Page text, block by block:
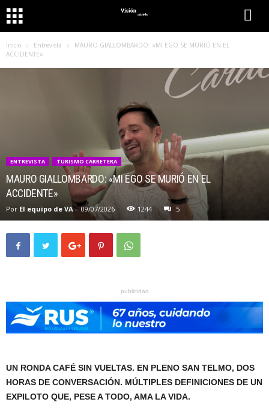
Inicio Entrevista
MAURO GIALLOMBARDO: «MI EGO SE MURIÓ EN EL
ACCIDENTE»
ENTREVISTA TURISMO CARRETERA
MAURO GIALLOMBARDO: «MI EGO SE MURIÓ EN EL
ACCIDENTE»
Por El equipo de VA- 09/07/2026 1244 5
publicidad
UN RONDA CAFÉ SIN VUELTAS. EN PLENO SAN TELMO, DOS
HORAS DE CONVERSACIÓN. MÚLTIPLES DEFINICIONES DE UN
EXPILOTO QUE, PESE A TODO, AMA LA VIDA.